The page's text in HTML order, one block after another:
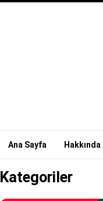
Ana Sayfa Hakkında
Kategoriler